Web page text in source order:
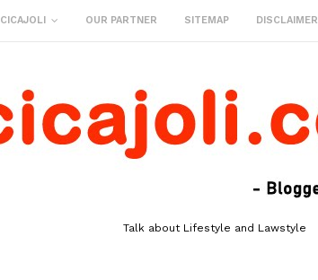
CICAJOLI OUR PARTNER SITEMAP DISCLAIMER
Talk about Lifestyle and Lawstyle